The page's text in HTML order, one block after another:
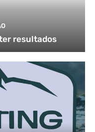
resultados